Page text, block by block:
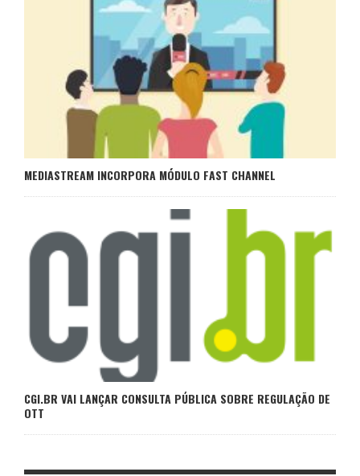
MEDIASTREAM INCORPORA MÓDULO FAST CHANNEL
CGI.BR VAI LANÇAR CONSULTA PÚBLICA SOBRE REGULAÇÃO DE
OTT